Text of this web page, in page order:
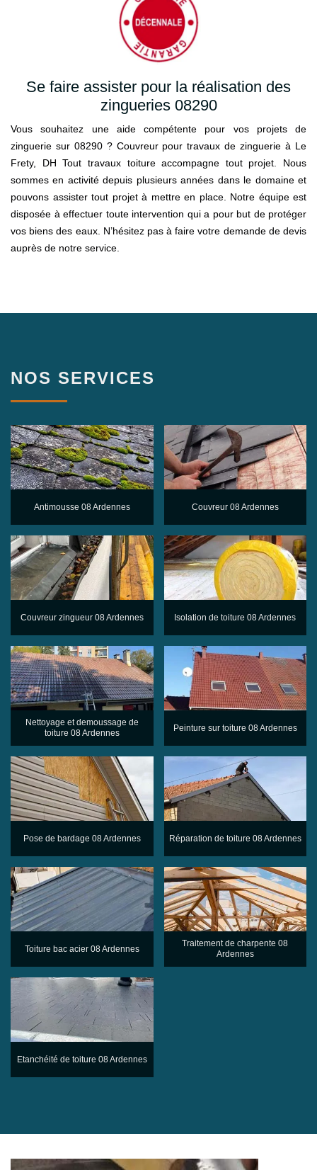
Se faire assister pour la réalisation des
zingueries 08290
Vous souhaitez une aide compétente pour vos projets de
zinguerie sur 08290 ? Couvreur pour travaux de zinguerie à Le
Frety, DH Tout travaux toiture accompagne tout projet. Nous
sommes en activité depuis plusieurs années dans le domaine et
pouvons assister tout projet à mettre en place. Notre équipe est
disposée à effectuer toute intervention qui a pour but de protéger
vos biens des eaux. N’hésitez pas à faire votre demande de devis
auprès de notre service.
NOS SERVICES
Antimousse 08 Ardennes Couvreur 08 Ardennes
Couvreur zingueur 08 Ardennes Isolation de toiture 08 Ardennes
Nettoyage et demoussage de
toiture 08 Ardennes
Peinture sur toiture 08 Ardennes
Pose de bardage 08 Ardennes Réparation de toiture 08 Ardennes
Toiture bac acier 08 Ardennes
Traitement de charpente 08
Ardennes
Etanchéité de toiture 08 Ardennes